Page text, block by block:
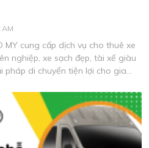
MY cung cấp dịch vụ cho thuê xe
nghiệp, xe sạch đẹp, tài xế giàu
pháp di chuyển tiện lợi cho gia